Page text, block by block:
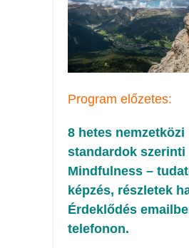
Program előzetes:
8 hetes nemzetközi
standardok szerinti
Mindfulness –
képzés, részletek
Érdeklődés
telefonon.